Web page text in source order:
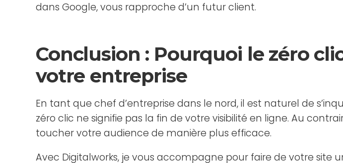
dans Google, vous rapproche d’un futur client.
Conclusion : Pourquoi le zéro
votre entreprise
En tant que chef d’entreprise dans le nord, il est naturel de
zéro clic ne signifie pas la fin de votre visibilité en ligne. Au
toucher votre audience de manière plus efficace.
Avec Digitalworks, je vous accompagne pour faire de votre